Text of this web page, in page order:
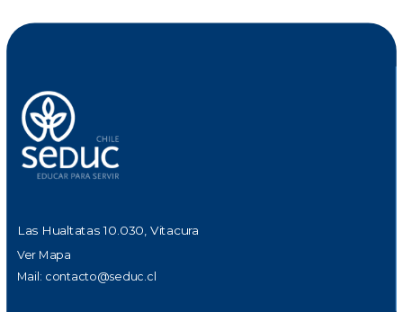
Las Hualtatas 10.030, Vitacura
Ver Mapa
Mail: contacto@seduc.cl